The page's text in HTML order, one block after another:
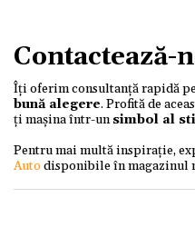
Contactează-
Îți oferim consultanță rapidă
bună alegere. Profită de
ți mașina într-unsimbol al
Pentru mai multă inspirație,
Autodisponibile în magazinul